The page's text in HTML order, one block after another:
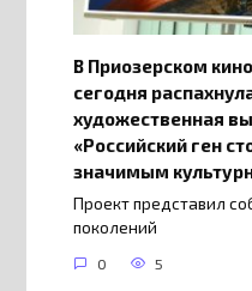
В Приозерском
сегодня
художественная
«Российский ген
значимым
Проект представил
поколений
0 5